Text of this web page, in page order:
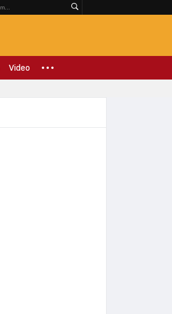
Video